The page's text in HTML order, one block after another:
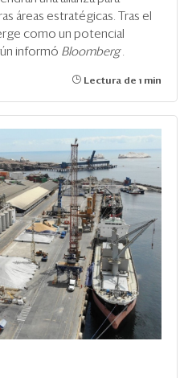
áreas estratégicas. Tras el
como un potencial
informó Bloomberg.
Lectura de 1 min